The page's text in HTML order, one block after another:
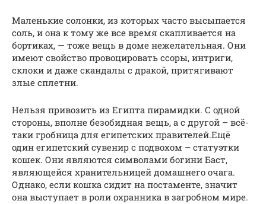
Маленькие солонки, из которых часто высыпается
соль, и она к тому же все время скапливается на
бортиках, — тоже вещь в доме нежелательная. Они
имеют свойство провоцировать ссоры, интриги,
склоки и даже скандалы с дракой, притягивают
злые сплетни.
Нельзя привозить из Египта пирамидки. С одной
стороны, вполне безобидная вещь, а с другой – всё-
таки гробница для египетских правителей.Ещё
один египетский сувенир с подвохом – статуэтки
кошек. Они являются символами богини Баст,
являющейся хранительницей домашнего очага.
Однако, если кошка сидит на постаменте, значит
она выступает в роли охранника в загробном мире.